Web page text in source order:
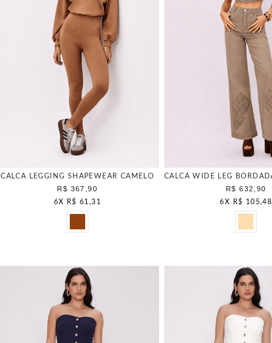
CALCA LEGGING SHAPEWEAR CAMELO
R$ 367,90
6X R$ 61,31
R$ 632,90
6X R$ 105,48